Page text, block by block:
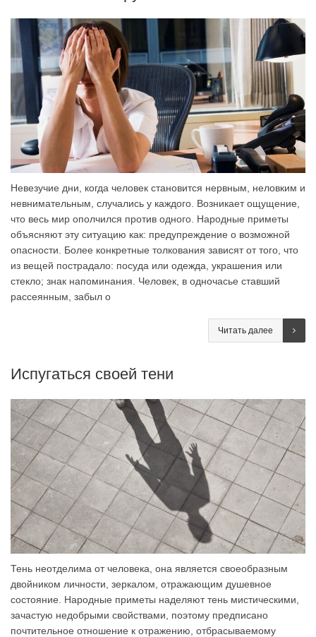
Невезучие дни, когда человек становится нервным, неловким и
невнимательным, случались у каждого. Возникает ощущение,
что весь мир ополчился против одного. Народные приметы
объясняют эту ситуацию как: предупреждение о возможной
опасности. Более конкретные толкования зависят от того, что
из вещей пострадало: посуда или одежда, украшения или
стекло; знак напоминания. Человек, в одночасье ставший
рассеянным, забыл о
Читать далее
Испугаться своей тени
Тень неотделима от человека, она является своеобразным
двойником личности, зеркалом, отражающим душевное
состояние. Народные приметы наделяют тень мистическими,
зачастую недобрыми свойствами, поэтому предписано
почтительное отношение к отражению, отбрасываемому